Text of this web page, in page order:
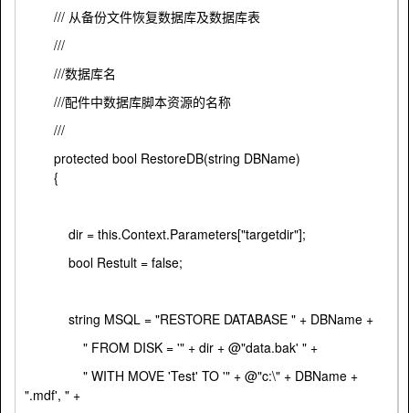
/// 从备份文件恢复数据库及数据库表
///
///数据库名
///配件中数据库脚本资源的名称
///
protected bool RestoreDB(string DBName)
{
dir = this.Context.Parameters["targetdir"];
bool Restult = false;
string MSQL = "RESTORE DATABASE " + DBName +
" FROM DISK = '" + dir + @"data.bak' " +
" WITH MOVE 'Test' TO '" + @"c:\" + DBName +
".mdf', " +